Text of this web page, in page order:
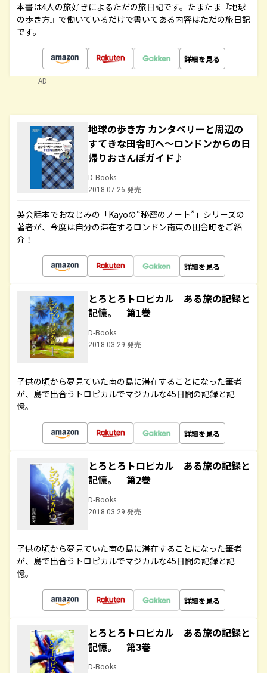
本書は4人の旅好きによるただの旅日記です。たまたま『地球
の歩き方』で働いているだけで書いてある内容はただの旅日記
です。
詳細を見る
AD
地球の歩き方 カンタベリーと周辺の
すてきな田舎町へ～ロンドンからの日
帰りおさんぽガイド♪
D-Books
2018.07.26 発売
英会話本でおなじみの「Kayoの“秘密のノート”」シリーズの
著者が、今度は自分の滞在するロンドン南東の田舎町をご紹
介！
詳細を見る
とろとろトロピカル ある旅の記録と
記憶。 第1巻
D-Books
2018.03.29 発売
子供の頃から夢見ていた南の島に滞在することになった筆者
が、島で出合うトロピカルでマジカルな45日間の記録と記
憶。
詳細を見る
とろとろトロピカル ある旅の記録と
記憶。 第2巻
D-Books
2018.03.29 発売
子供の頃から夢見ていた南の島に滞在することになった筆者
が、島で出合うトロピカルでマジカルな45日間の記録と記
憶。
詳細を見る
とろとろトロピカル ある旅の記録と
記憶。 第3巻
D-Books